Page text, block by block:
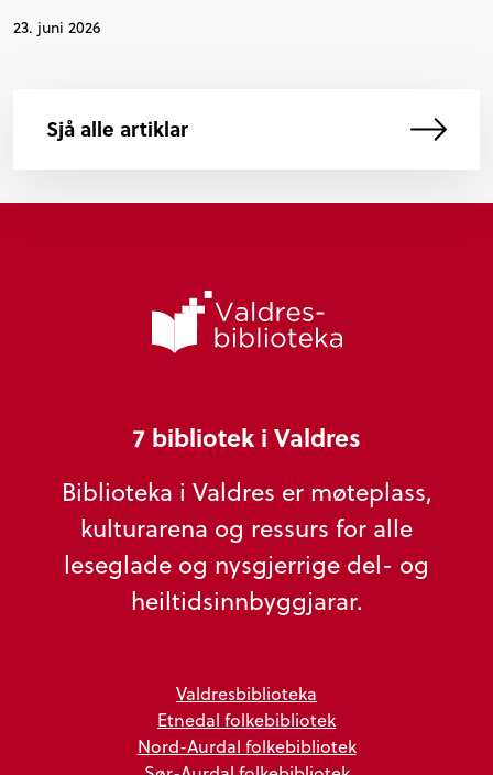
23. juni 2026
Sjå alle artiklar
7 bibliotek i Valdres
Biblioteka i Valdres er møteplass,
kulturarena og ressurs for alle
leseglade og nysgjerrige del- og
heiltidsinnbyggjarar.
Valdresbiblioteka
Etnedal folkebibliotek
Nord-Aurdal folkebibliotek